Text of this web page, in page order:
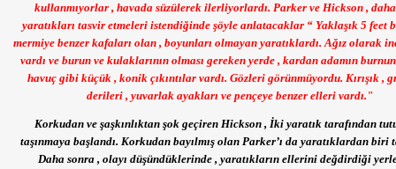
kullanmıyorlar , havada süzülerek ilerliyorlardı. Parker ve Hickson ,
yaratıkları tasvir etmeleri istendiğinde şöyle anlatacaklar “ Yaklaşık 5 feet
mermiye benzer kafaları olan , boyunları olmayan yaratıklardı. Ağız olarak
vardı ve burun ve kulaklarının olması gereken yerde , kardan adamın
havuç gibi küçük , konik çıkıntılar vardı. Gözleri görünmüyordu. Kırışık ,
derileri , yuvarlak ayakları ve pençeye benzer elleri vardı."
Korkudan ve şaşkınlıktan şok geçiren Hickson , İki yaratık tarafından
taşınmaya başlandı. Korkudan bayılmış olan Parker’ı da yaratıklardan biri
Daha sonra , olayı düşündüklerinde , yaratıkların ellerini değdirdiği